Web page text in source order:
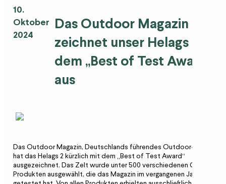
10.
Oktober
2024
DasOutdoor Magazin
zeichnet unser Helags
dem „Best of Test Award
aus
Das Outdoor Magazin, Deutschlands führendes Outdoor-Magazin,
hat das Helags 2 kürzlich mit dem „Best of Test Award“
ausgezeichnet. Das Zelt wurde unter 500 verschiedenen Outdoor-
Produkten ausgewählt, die das Magazin im vergangenen Jahr